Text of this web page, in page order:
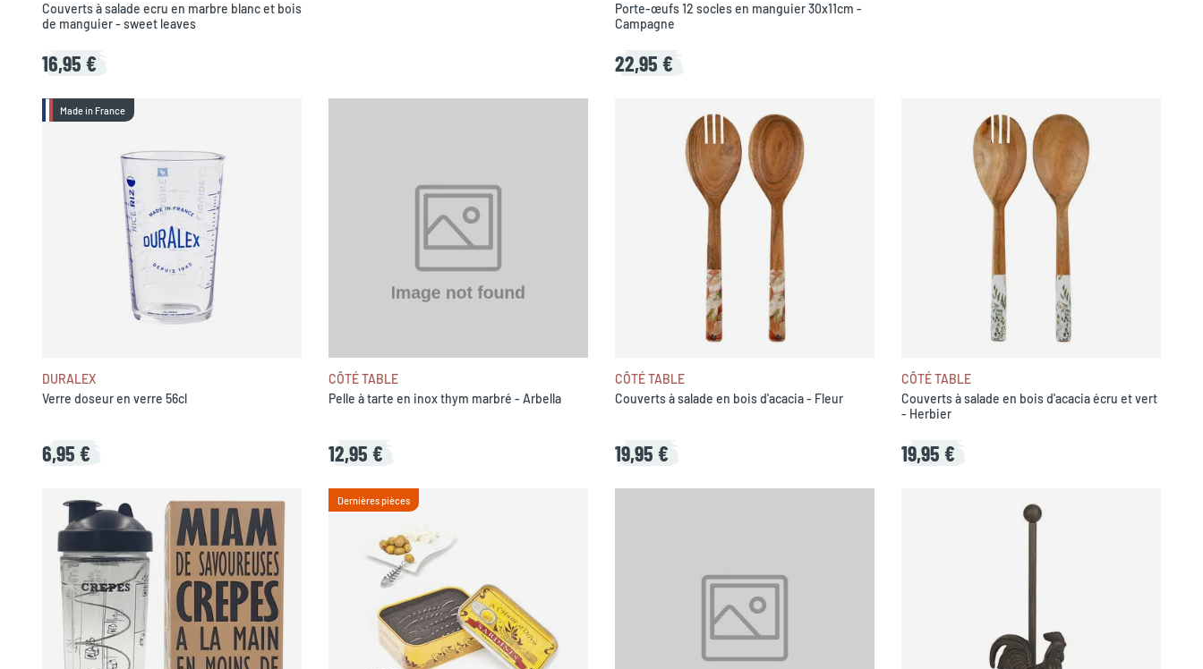
Couverts à salade ecru en marbre blanc et bois
de manguier - sweet leaves
16,95 €
Porte-œufs 12 socles en manguier 30x11cm -
Campagne
22,95 €
Made in France
DURALEX
Verre doseur en verre 56cl
6,95 €
CÔTÉ TABLE
Pelle à tarte en inox thym marbré - Arbella
12,95 €
CÔTÉ TABLE
Couverts à salade en bois d'acacia - Fleur
19,95 €
CÔTÉ TABLE
Couverts à salade en bois d'acacia écru et vert
- Herbier
19,95 €
Dernières pièces